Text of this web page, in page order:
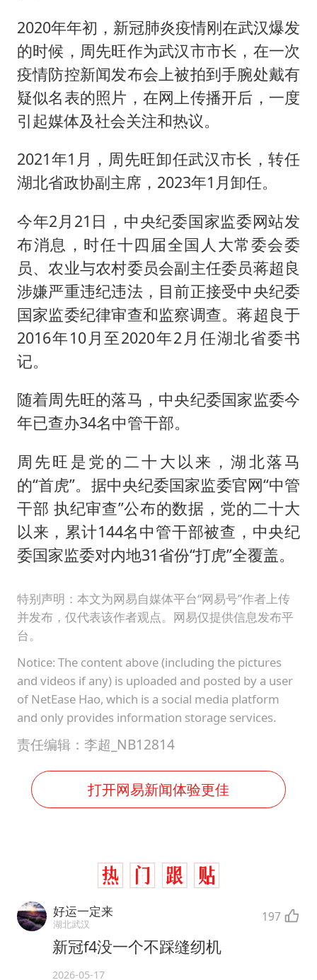
2020年年初，新冠肺炎疫情刚在武汉爆发
的时候，周先旺作为武汉市市长，在一次
疫情防控新闻发布会上被拍到手腕处戴有
疑似名表的照片，在网上传播开后，一度
引起媒体及社会关注和热议。
2021年1月，周先旺卸任武汉市长，转任
湖北省政协副主席，2023年1月卸任。
今年2月21日，中央纪委国家监委网站发
布消息，时任十四届全国人大常委会委
员、农业与农村委员会副主任委员蒋超良
涉嫌严重违纪违法，目前正接受中央纪委
国家监委纪律审查和监察调查。蒋超良于
2016年10月至2020年2月任湖北省委书
记。
随着周先旺的落马，中央纪委国家监委今
年已查办34名中管干部。
周先旺是党的二十大以来，湖北落马
的“首虎”。据中央纪委国家监委官网“中管
干部 执纪审查”公布的数据，党的二十大
以来，累计144名中管干部被查，中央纪
委国家监委对内地31省份“打虎”全覆盖。
特别声明：本文为网易自媒体平台“网易号”作者上传
并发布，仅代表该作者观点。网易仅提供信息发布平
台。
Notice: The content above (including the pictures
and videos if any) is uploaded and posted by a user
of NetEase Hao, which is a social media platform
and only provides information storage services.
责任编辑：李超_NB12814
打开网易新闻体验更佳
好运一定来
湖北武汉 197
新冠f4没一个不踩缝纫机
2026-05-17